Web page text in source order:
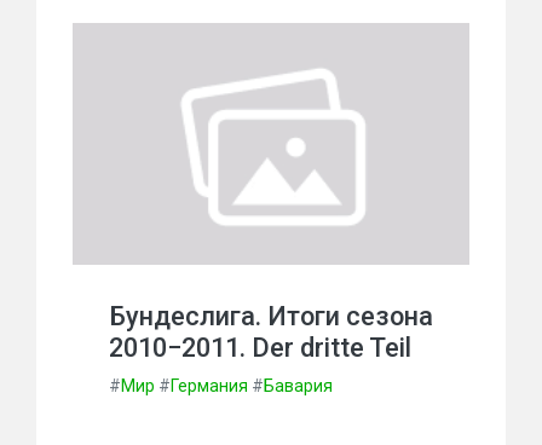
Бундеслига. Итоги сезона
2010−2011. Der dritte Teil
#Мир #Германия #Бавария